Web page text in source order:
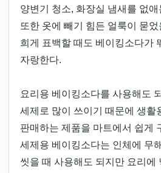
양변기 청소, 화장실 냄새를 없
또한 옷에 빼기 힘든 얼룩이 묻
희게 표백할 때도 베이킹소다가
자랑한다.
요리용 베이킹소다를 사용해도
세제로 많이 쓰이기 때문에 생활
판매하는 제품을 마트에서 쉽게
세제용 베이킹소다는 인체에 무
씻을 때 사용해도 되지만 요리에